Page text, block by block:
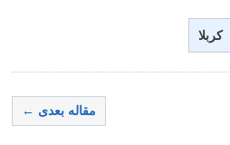
کربلا
مقاله بعدی ←